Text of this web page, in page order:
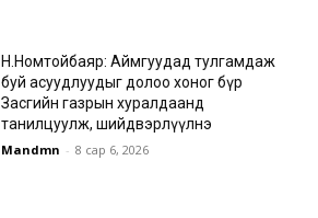
Н.Номтойбаяр: Аймгуудад тулгамдаж
буй асуудлуудыг долоо хоног бүр
Засгийн газрын хуралдаанд
танилцуулж, шийдвэрлүүлнэ
Mandmn - 8 сар 6, 2026